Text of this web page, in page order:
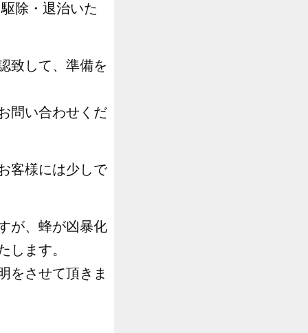
除・退治いた
致して、準備を
問い合わせくだ
客様には少しで
が、蜂が凶暴化
します。
をさせて頂きま